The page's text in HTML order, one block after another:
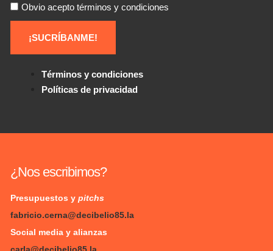
Obvio acepto términos y condiciones
¡SUCRÍBANME!
Términos y condiciones
Políticas de privacidad
¿Nos escribimos?
Presupuestos y pitchs
fabricio.cerna@decibelio85.la
Social media y alianzas